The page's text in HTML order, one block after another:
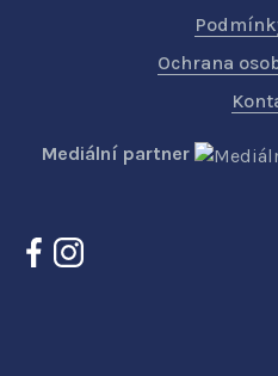
Ochrana
Mediální partner